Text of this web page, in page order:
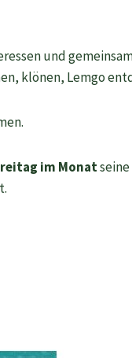
und
klönen, Lemgo
im Monatseine